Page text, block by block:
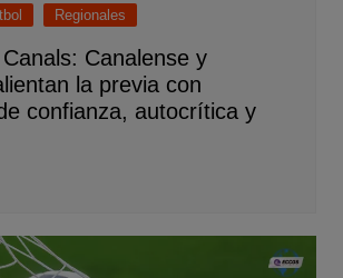
Regionales
Canalense y
la previa con
confianza, autocrítica y